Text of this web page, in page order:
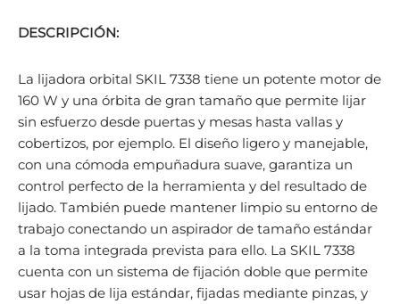
DESCRIPCIÓN:
La lijadora orbital SKIL 7338 tiene un potente motor de
160 W y una órbita de gran tamaño que permite lijar
sin esfuerzo desde puertas y mesas hasta vallas y
cobertizos, por ejemplo. El diseño ligero y manejable,
con una cómoda empuñadura suave, garantiza un
control perfecto de la herramienta y del resultado de
lijado. También puede mantener limpio su entorno de
trabajo conectando un aspirador de tamaño estándar
a la toma integrada prevista para ello. La SKIL 7338
cuenta con un sistema de fijación doble que permite
usar hojas de lija estándar, fijadas mediante pinzas, y